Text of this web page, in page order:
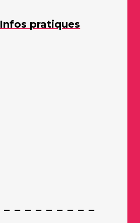
Infos pratiques